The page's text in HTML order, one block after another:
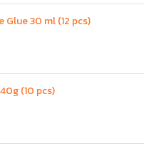
30 ml (12 pcs)
(10 pcs)